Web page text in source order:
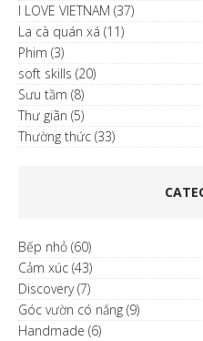
I LOVE VIETNAM (37)
La cà quán xá (11)
Phim (3)
soft skills (20)
Sưu tầm (8)
Thư giãn (5)
Thường thức (33)
Bếp nhỏ (60)
Cảm xúc (43)
Discovery(7)
Góc vườn có nắng (9)
Handmade (6)